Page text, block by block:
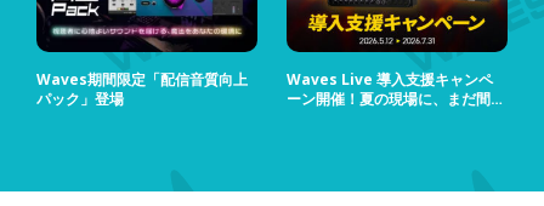
Waves期間限定「配信音質向上
パック」登場
Waves Live 導入支援キャンペ
ーン開催！夏の現場に、まだ間に